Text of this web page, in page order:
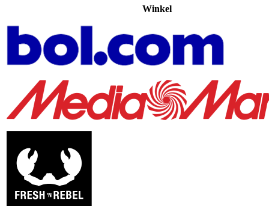
Winkel